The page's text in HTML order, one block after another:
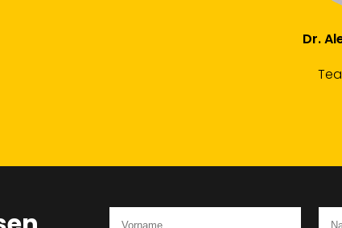
Dr.